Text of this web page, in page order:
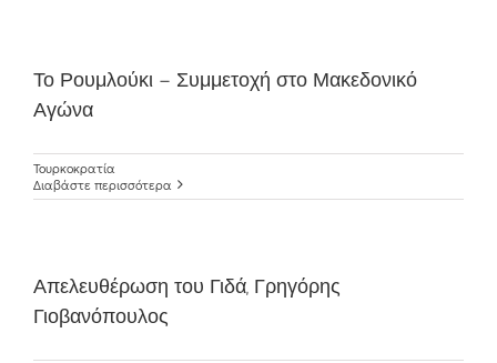
Το Ρουμλούκι – Συμμετοχή στο Μακεδονικό
Αγώνα
Τουρκοκρατία
Διαβάστε περισσότερα
Απελευθέρωση του Γιδά, Γρηγόρης
Γιοβανόπουλος